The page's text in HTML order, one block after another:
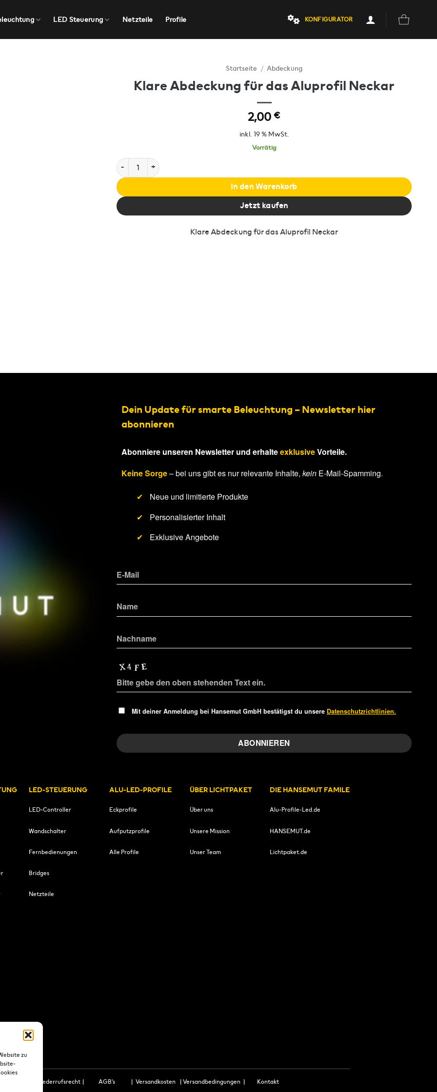
zu
LED Steuerung Netzteile Profile KONFIGURATOR
Startseite / Abdeckung
Klare Abdeckung für das Aluprofil Neckar
2,00 €
inkl. 19 % MwSt.
Vorrätig
Klare Abdeckung für das Aluprofil Neckar Menge
In den Warenkorb
Jetzt kaufen
Klare Abdeckung für das Aluprofil Neckar
Dein Update für smarte Beleuchtung – Newsletter hier
abonnieren
Abonniere unseren Newsletter und erhalteexklusiveVorteile.
Keine Sorge– bei uns gibt es nur relevante Inhalte, kein E-Mail-Spamming.
✔
Neue und limitierte Produkte
✔
Personalisierter Inhalt
✔
Exklusive Angebote
Mit deiner Anmeldung bei Hansemut GmbH bestätigst du unsere Datenschutzrichtlinien.
LED-STEUERUNG
LED-Controller
Wandschalter
Fernbedienungen
Bridges
Netzteile
ALU-LED-PROFILE
Eckprofile
Aufputzprofile
Alle Profile
ÜBER LICHTPAKET
Über uns
Unsere Mission
Unser Team
DIE HANSEMUT FAMILE
Alu-Profile-Led.de
HANSEMUT.de
Lichtpaket.de
Wiederrufsrecht | AGB's | Versandkosten |Versandbedingungen | Kontakt